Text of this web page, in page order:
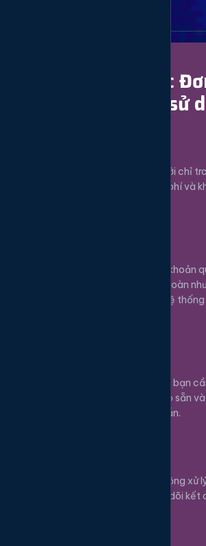
Chỉ Với 4 Bước
để bắt đầu sử
Tạo tài khoản mới chỉ
Hoàn toàn miễn phí và
Nạp tiền vào tài khoản
phương thức an toàn
khoản, Momo... Hệ
Lựa chọn dịch vụ bạn
ngàn tùy chọn có sẵn
tin theo hướng dẫn.
Hệ thống sẽ tự động xử
thư giãn và theo dõi kết